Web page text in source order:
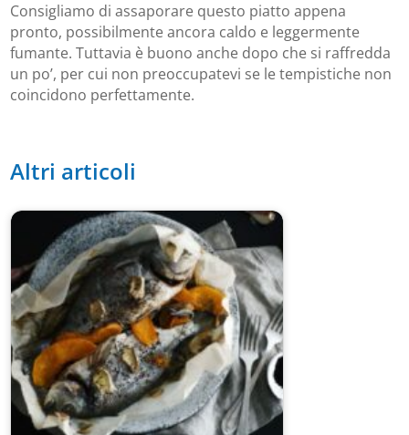
Consigliamo di assaporare questo piatto appena
pronto, possibilmente ancora caldo e leggermente
fumante. Tuttavia è buono anche dopo che si raffredda
un po’, per cui non preoccupatevi se le tempistiche non
coincidono perfettamente.
Altri articoli